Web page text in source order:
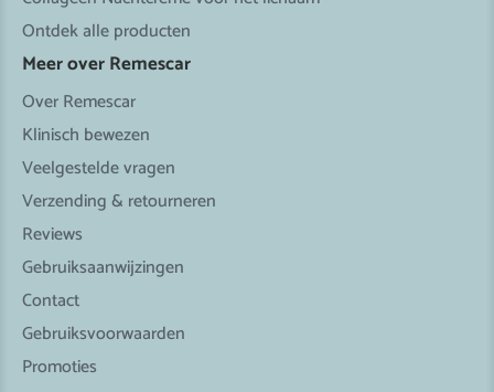
Ontdek alle producten
Meer over Remescar
Over Remescar
Klinisch bewezen
Veelgestelde vragen
Verzending & retourneren
Reviews
Gebruiksaanwijzingen
Contact
Gebruiksvoorwaarden
Promoties